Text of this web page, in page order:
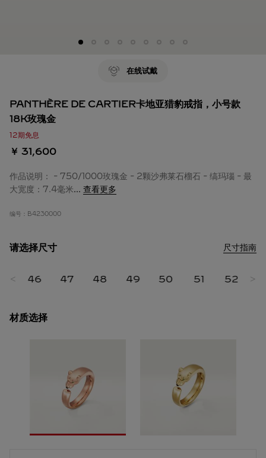
在线试戴
PANTHÈRE DE CARTIER卡地亚猎豹戒指，小号款
18K玫瑰金
12期免息
￥ 31,600
作品说明： - 750/1000玫瑰金 - 2颗沙弗莱石榴石 - 缟玛瑙 - 最
大宽度：7.4毫米... 查看更多
编号： B4230000
请选择尺寸 尺寸指南
46 47 48 49 50 51 52 >
<
材质选择